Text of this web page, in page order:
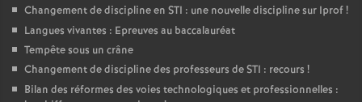
Changement de discipline en STI : une nouvelle discipline sur Iprof!
Langues vivantes : Epreuves au baccalauréat
Tempête sous un crâne
Changement de discipline des professeurs de STI : recours !
Bilan des réformes des voies technologiques et professionnelles :